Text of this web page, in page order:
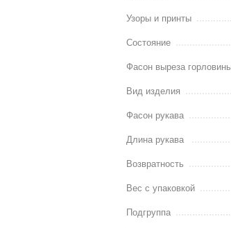
Узоры и принты
Состояние
Фасон выреза
Вид изделия
Фасон рукава
Длина рукава
Возвратность
Вес с упаковкой
Подгруппа